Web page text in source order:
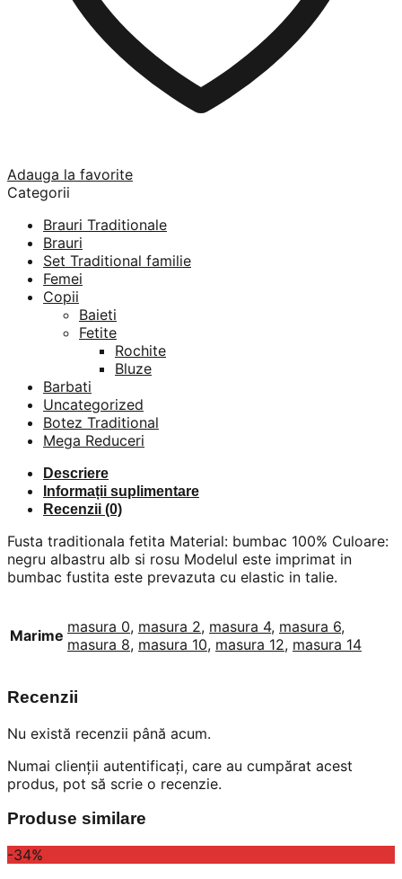
Adauga la favorite
Categorii
Brauri Traditionale
Brauri
Set Traditional familie
Femei
Copii
Baieti
Fetite
Rochite
Bluze
Barbati
Uncategorized
Botez Traditional
Mega Reduceri
Descriere
Informații suplimentare
Recenzii (0)
Fusta traditionala fetita Material: bumbac 100% Culoare:
negru albastru alb si rosu Modelul este imprimat in
bumbac fustita este prevazuta cu elastic in talie.
Marime masura 0, masura 2, masura 4, masura 6,
masura 8, masura 10, masura 12, masura 14
Recenzii
Nu există recenzii până acum.
Numai clienții autentificați, care au cumpărat acest
produs, pot să scrie o recenzie.
Produse similare
-34%